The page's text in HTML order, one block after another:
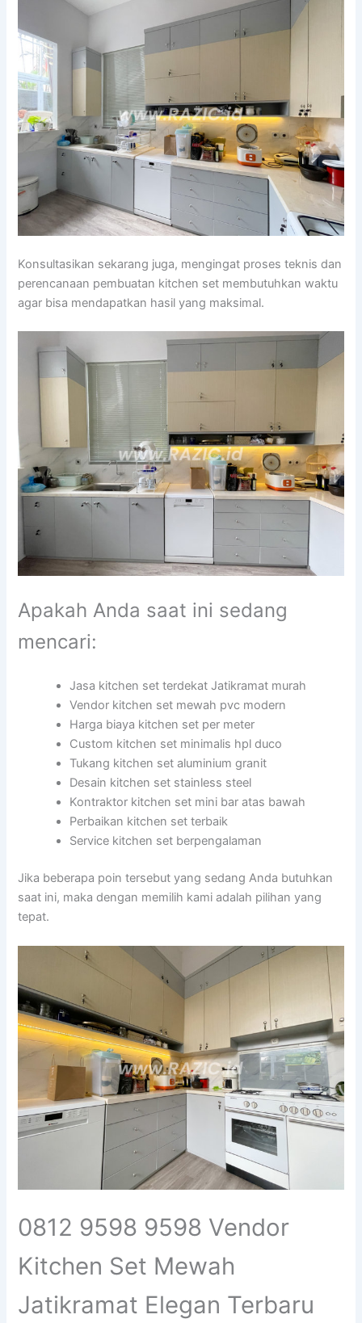
Konsultasikan sekarang juga, mengingat proses teknis dan
perencanaan pembuatan kitchen set membutuhkan waktu
agar bisa mendapatkan hasil yang maksimal.
Apakah Anda saat ini sedang
mencari:
Jasa kitchen set terdekat Jatikramat murah
Vendor kitchen set mewah pvc modern
Harga biaya kitchen set per meter
Custom kitchen set minimalis hpl duco
Tukang kitchen set aluminium granit
Desain kitchen set stainless steel
Kontraktor kitchen set mini bar atas bawah
Perbaikan kitchen set terbaik
Service kitchen set berpengalaman
Jika beberapa poin tersebut yang sedang Anda butuhkan
saat ini, maka dengan memilih kami adalah pilihan yang
tepat.
0812 9598 9598 Vendor
Kitchen Set Mewah
Jatikramat Elegan Terbaru